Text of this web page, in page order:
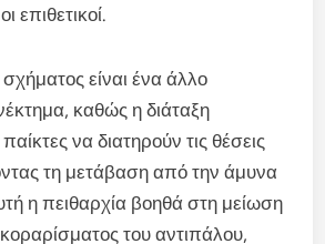
επιθετικοί.
είναι ένα άλλο
καθώς η διάταξη
να διατηρούν τις θέσεις
τη μετάβαση από την άμυνα
η πειθαρχία βοηθά στη μείωση
του αντιπάλου,